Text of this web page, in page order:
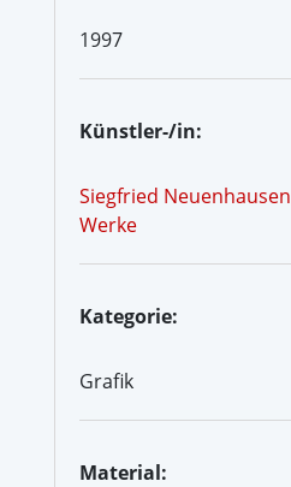
1997
Künstler-/in:
Siegfried Neuenhausen
Werke
Kategorie:
Grafik
Material: